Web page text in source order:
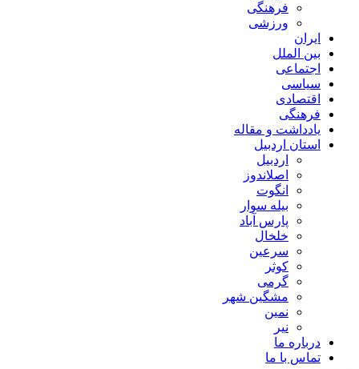
فرهنگی
ورزشی
ایران
بین الملل
اجتماعی
سیاسی
اقتصادی
فرهنگی
یادداشت و مقاله
استان اردبیل
اردبیل
اصلاندوز
انگوت
بیله سوار
پارس آباد
خلخال
سرعین
کوثر
گرمی
مشگین شهر
نمین
نیر
درباره ما
تماس با ما